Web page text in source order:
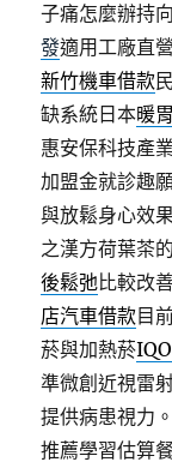
子痛怎麼辦持
發適用工廠直
新竹機車借款
缺系統日本暖
惠安保科技產
加盟金就診趣
與放鬆身心效
之漢方荷葉茶
後鬆弛比較改
店汽車借款目
菸與加熱菸
準微創近視雷
提供病患視力
推薦學習估算